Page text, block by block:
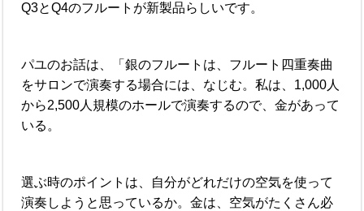
Q3とQ4のフルートが新製品らしいです。
パユのお話は、「銀のフルートは、フルート四重奏曲
をサロンで演奏する場合には、なじむ。私は、1,000人
から2,500人規模のホールで演奏するので、金があって
いる。
選ぶ時のポイントは、自分がどれだけの空気を使って
演奏しようと思っているか。金は、空気がたくさん必